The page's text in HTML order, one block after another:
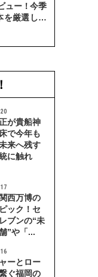
ュー！今季
を厳選して
が貴船神
で今年も
来へ残す
に触れ
西万博の
ック！セ
ブンの“未
”や「...
ーとロー
ぐ福岡の